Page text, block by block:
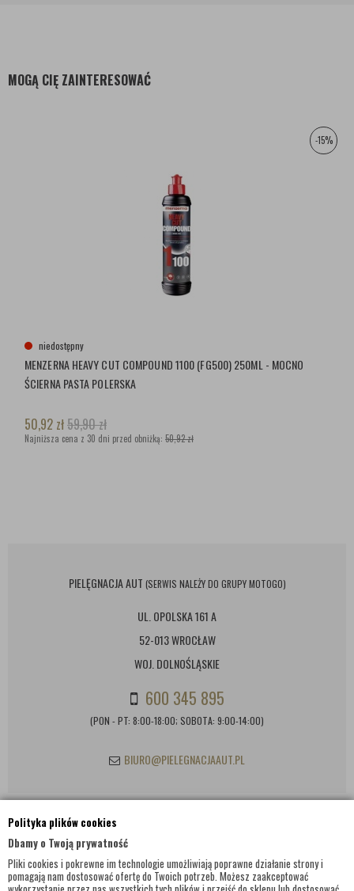
Polityka plików cookies
Dbamy o Twoją prywatność
Pliki cookies i pokrewne im technologie umożliwiają poprawne działanie strony i
pomagają nam dostosować ofertę do Twoich potrzeb. Możesz zaakceptować
MOGĄ CIĘ ZAINTERESOWAĆ
-15%
niedostępny
MENZERNA HEAVY CUT COMPOUND 1100 (FG500) 250ML - MOCNO
ŚCIERNA PASTA POLERSKA
50,92 zł59,90zł
Najniższa cena z 30 dni przed obniżką: 50,92 zł
PIELĘGNACJA AUT (SERWIS NALEŻY DO GRUPY MOTOGO)
UL. OPOLSKA 161 A
52-013 WROCŁAW
WOJ. DOLNOŚLĄSKIE
600 345 895
(PON - PT: 8:00-18:00; SOBOTA: 9:00-14:00)
BIURO@PIELEGNACJAAUT.PL
INFORMACJE KONTAKTOWE